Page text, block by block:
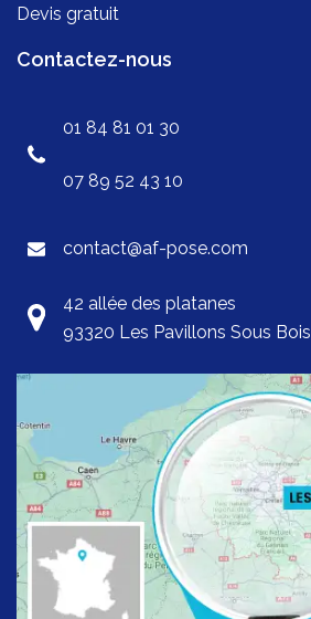
Devis gratuit
Contactez-nous
01 84 81 01 30
07 89 52 43 10
contact@af-pose.com
42 allée des platanes
93320 Les Pavillons Sous Bois